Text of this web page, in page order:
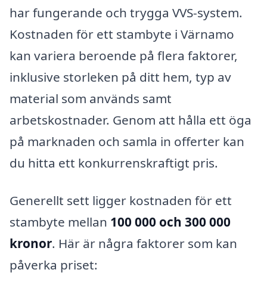
har fungerande och trygga VVS-system.
Kostnaden för ett stambyte i Värnamo
kan variera beroende på flera faktorer,
inklusive storleken på ditt hem, typ av
material som används samt
arbetskostnader. Genom att hålla ett öga
på marknaden och samla in offerter kan
du hitta ett konkurrenskraftigt pris.
Generellt sett ligger kostnaden för ett
stambyte mellan 100 000 och 300 000
kronor. Här är några faktorer som kan
påverka priset: